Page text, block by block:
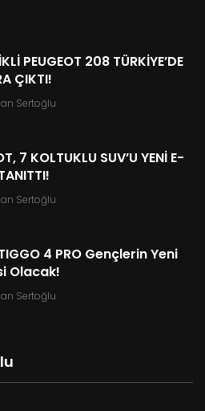
PEUGEOT 208 TÜRKİYE’DE
ÇIKTI!
Sertoğlu
7 KOLTUKLU SUV’U YENİ E-
Sertoğlu
4 PRO Gençlerin Yeni
Olacak!
Sertoğlu